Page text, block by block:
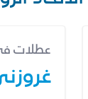
عطلات